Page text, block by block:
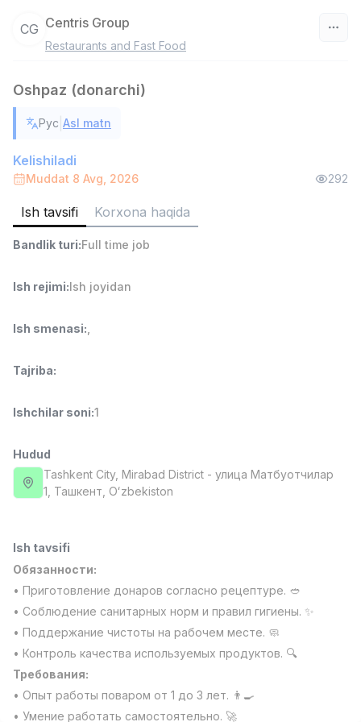
6,000,000 - 15,000,000 sum
Ish joyidan
Ombor yordamchisi
4,280,000 sum/
Full time job
Ish joyidan
Yetkazib berish
Full time job
Fast food Oshpazi
LES AILES
Full time job
Ish joyidan
NAVBAHOR APTEKA
Sotuv Operatori (Faqat qizlar!)
Kelishiladi
NAFF
Full time job
Ish joyidan
TOP
Sotuv bo'yicha agent
Kelishiladi
CG Centris Group
Restaurants and Fast Food
Oshpaz (donarchi)
Рус Asl matn
Kelishiladi
Muddat 8 Avg, 2026 292
Ish tavsifi Korxona haqida
Bandlik turi:Full time job
Ish rejimi:Ish joyidan
Ish smenasi:
Tajriba:
Ishchilar soni:1
Hudud
Tashkent City, Mirabad District - улица Матбуотчилар
1, Ташкент, Oʻzbekiston
Ish tavsifi
Обязанности:
• Приготовление донаров согласно рецептуре. 🥙
• Соблюдение санитарных норм и правил гигиены. ✨
• Поддержание чистоты на рабочем месте. 🧼
• Контроль качества используемых продуктов. 🔍
Требования:
• Опыт работы поваром от 1 до 3 лет. 👨‍🍳
• Умение работать самостоятельно. 🚀
Vakansiyalar Sohalar Korxonalar